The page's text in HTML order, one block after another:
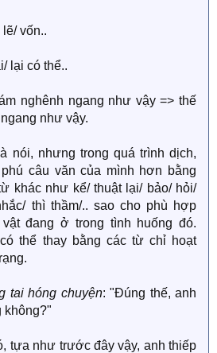
vốn..
lại có thể..
nghênh ngang như vậy => thế
như vậy.
nói, nhưng trong quá trình dịch,
câu văn của mình hơn bằng
khác như kể/ thuật lại/ bảo/ hỏi/
thì thầm/.. sao cho phù hợp
đang ở trong tình huống đó.
thể thay bằng các từ chỉ hoạt
tai hóng chuyện: "Đúng thế, anh
không?"
tựa như trước đây vậy, anh thiếp